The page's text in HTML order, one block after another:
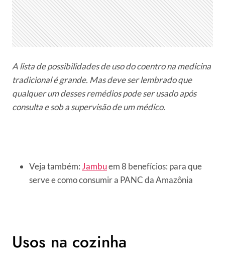
A lista de possibilidades de uso do coentro na medicina
tradicional é grande. Mas deve ser lembrado que
qualquer um desses remédios pode ser usado após
consulta e sob a supervisão de um médico.
Veja também: Jambuem 8 benefícios: para que
serve e como consumir a PANC da Amazônia
Usos na cozinha